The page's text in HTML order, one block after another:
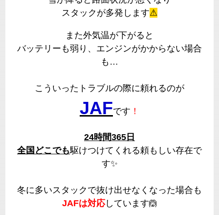
スタックが多発します⚠
また外気温が下がると
バッテリーも弱り、エンジンがかからない場合
も…
こういったトラブルの際に頼れるのが
JAFです ！
24時間365日
全国どこでも駆けつけてくれる頼もしい存在で
す✨
冬に多いスタックで抜け出せなくなった場合も
JAFは対応しています🙆